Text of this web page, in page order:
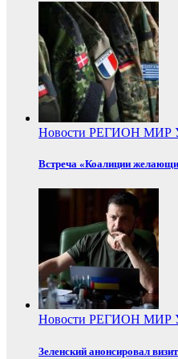
Новости РЕГИОН МИР
Встреча «Коалиции
Новости РЕГИОН МИР
Зеленский анонсировал